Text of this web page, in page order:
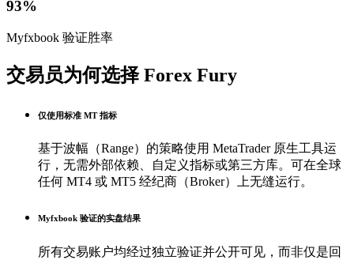
93%
Myfxbook 验证胜率
交易员为何选择 Forex Fury
仅使用标准 MT 指标
基于波幅（Range）的策略使用 MetaTrader 原生工具运
行，无需外部依赖、自定义指标或第三方库。可在全球
任何 MT4 或 MT5 经纪商（Broker）上无缝运行。
Myfxbook 验证的实盘结果
所有交易账户均经过独立验证并公开可见，而非仅是回